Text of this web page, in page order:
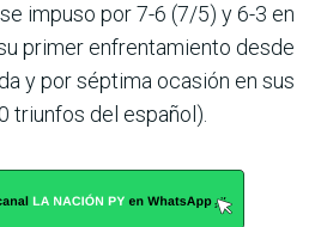
impuso por 7-6 (7/5) y 6-3 en
pri­mer enfrentamiento desde
y por séptima ocasión en sus
triunfos del español).